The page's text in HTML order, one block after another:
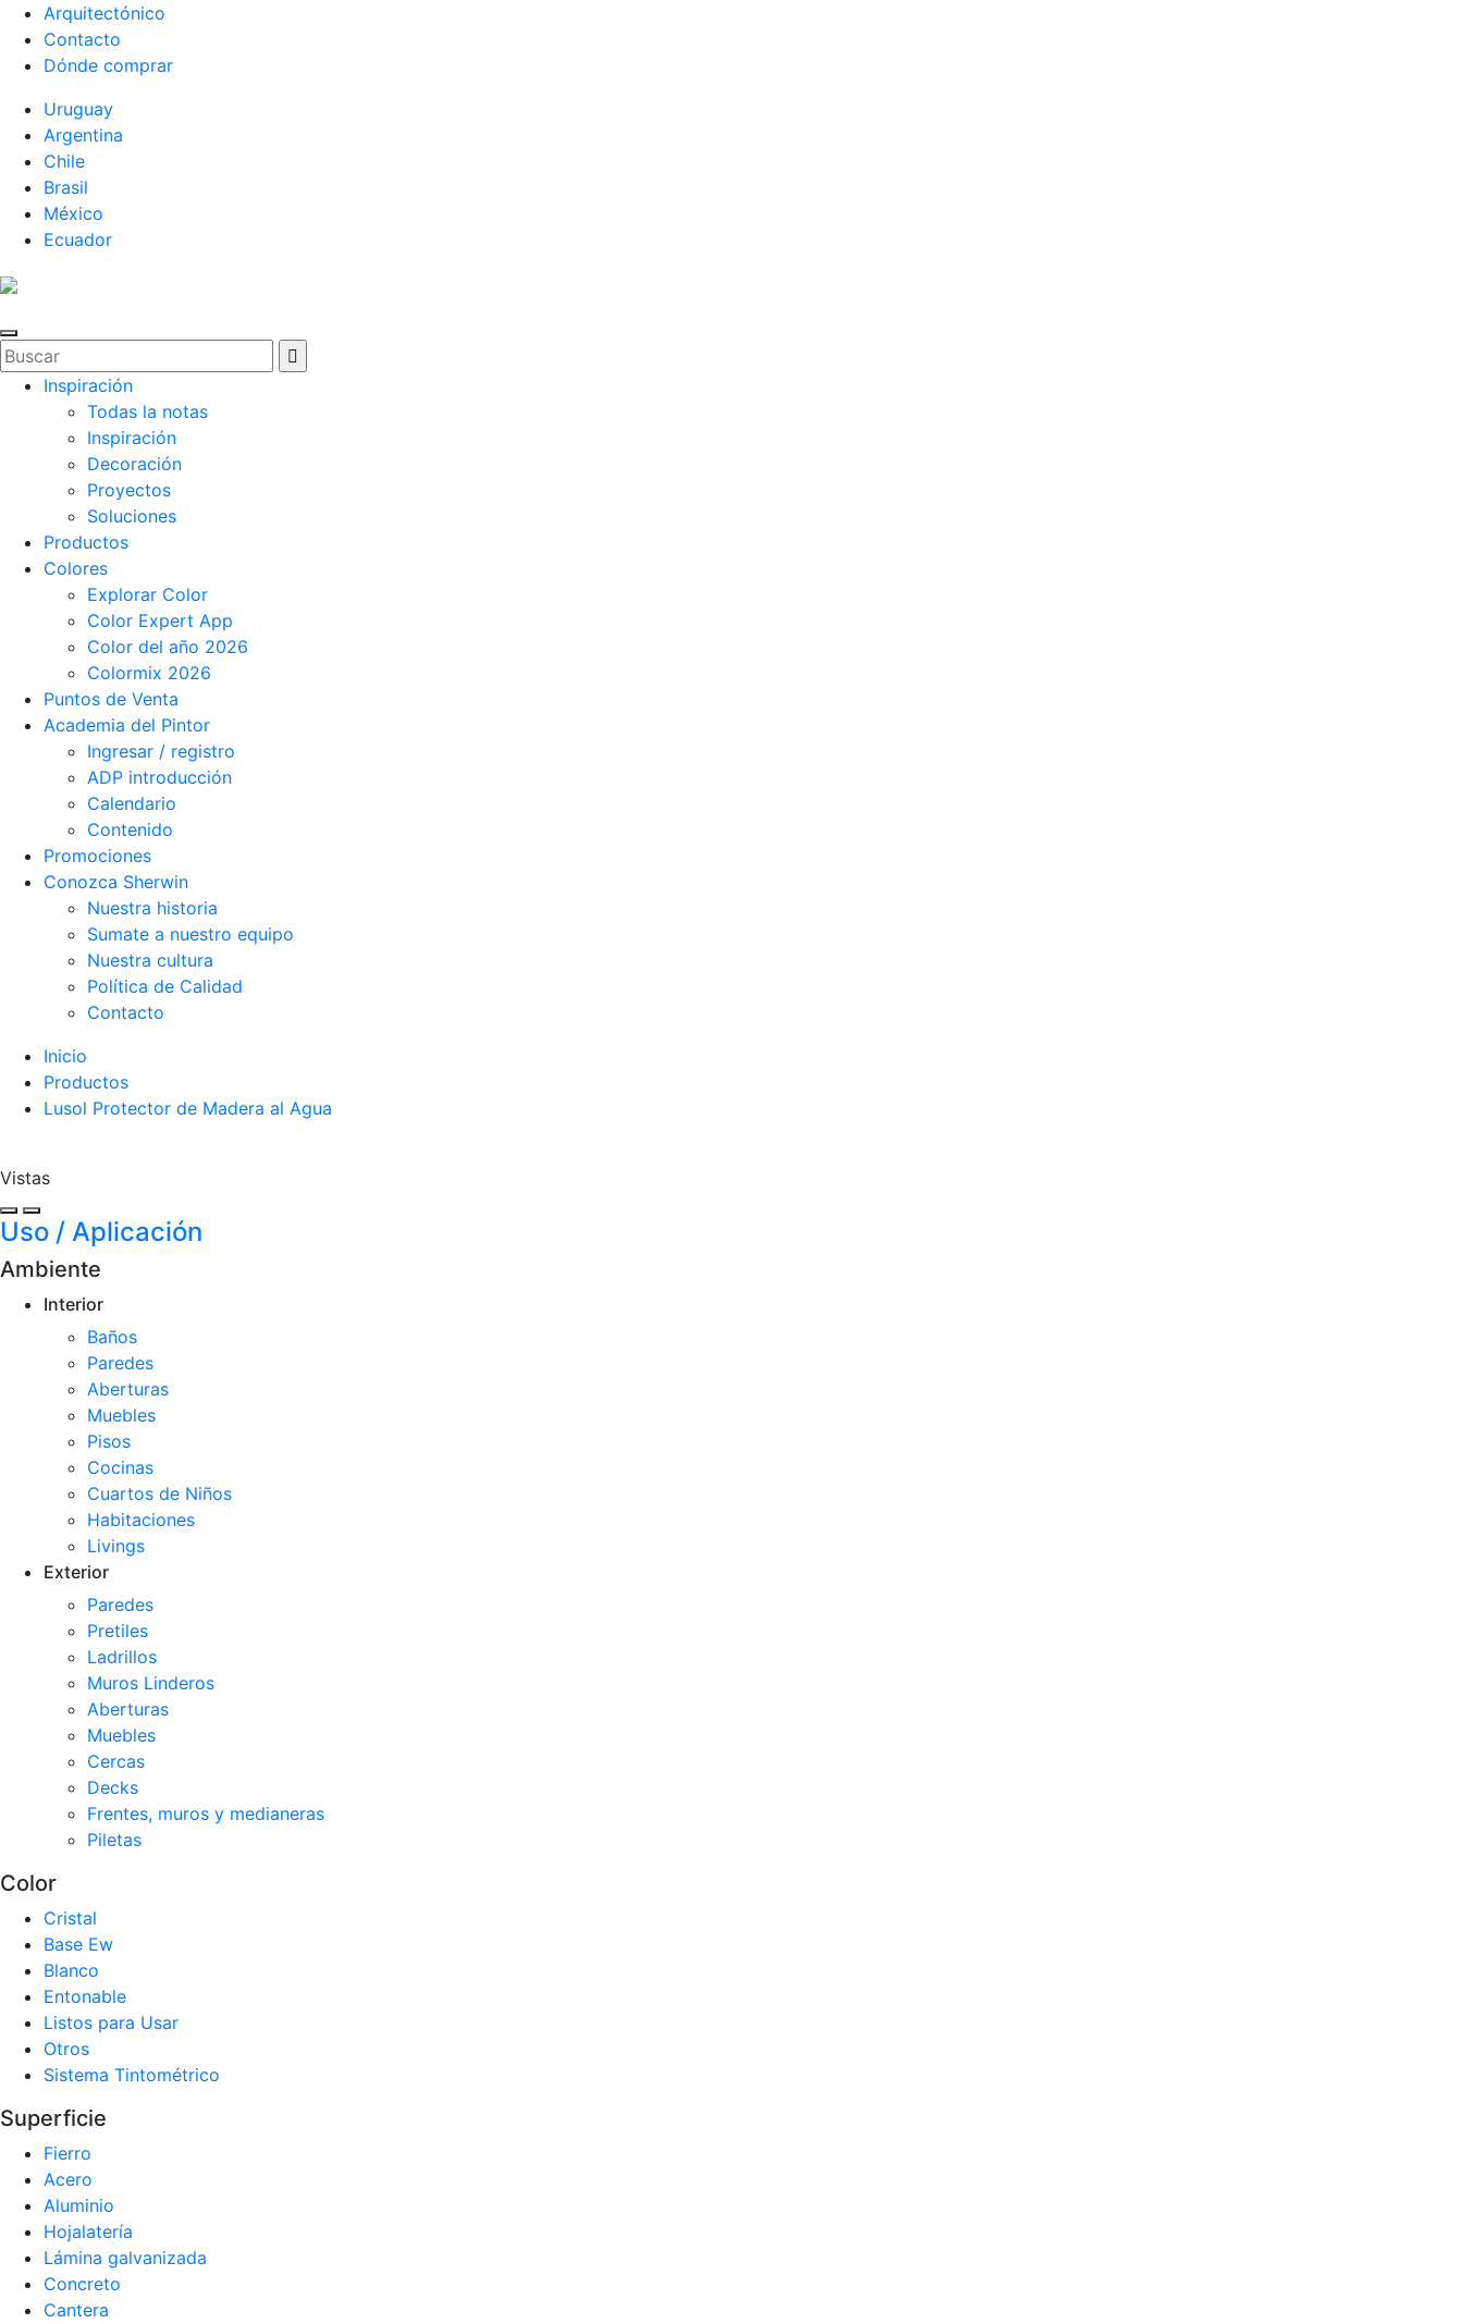
Arquitectónico
Contacto
Dónde comprar
Uruguay
Argentina
Chile
Brasil
México
Ecuador
Inspiración
Todas la notas
Inspiración
Decoración
Proyectos
Soluciones
Productos
Colores
Explorar Color
Color Expert App
Color del año 2026
Colormix 2026
Puntos de Venta
Academia del Pintor
Ingresar / registro
ADP introducción
Calendario
Contenido
Promociones
Conozca Sherwin
Nuestra historia
Sumate a nuestro equipo
Nuestra cultura
Política de Calidad
Contacto
Inicio
Productos
Lusol Protector de Madera al Agua
Vistas
Uso / Aplicación
Ambiente
Interior
Baños
Paredes
Aberturas
Muebles
Pisos
Cocinas
Cuartos de Niños
Habitaciones
Livings
Exterior
Paredes
Pretiles
Ladrillos
Muros Linderos
Aberturas
Muebles
Cercas
Decks
Frentes, muros y medianeras
Piletas
Color
Cristal
Base Ew
Blanco
Entonable
Listos para Usar
Otros
Sistema Tintométrico
Superficie
Fierro
Acero
Aluminio
Hojalatería
Lámina galvanizada
Concreto
Cantera